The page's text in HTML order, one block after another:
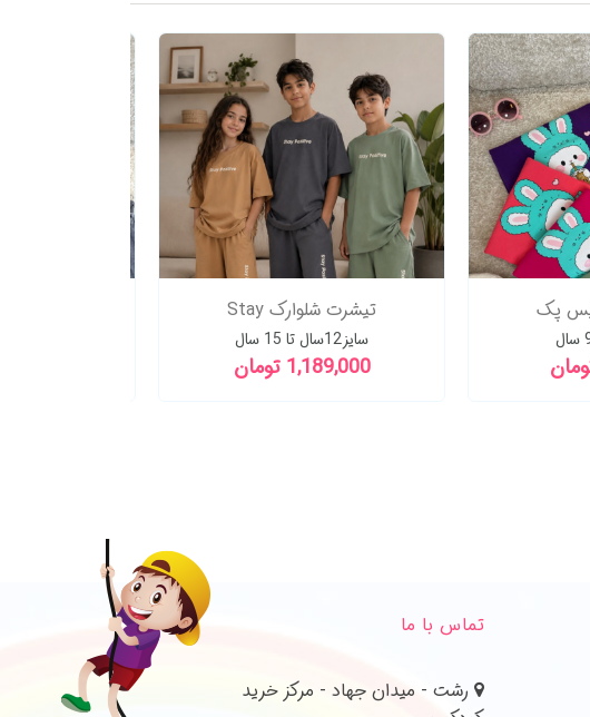
تیشرت شلوارک Stay
سایز12سال تا 15 سال
1,189,000 تومان
پک
تماس با ما
رشت - میدان جهاد - مرکز خرید